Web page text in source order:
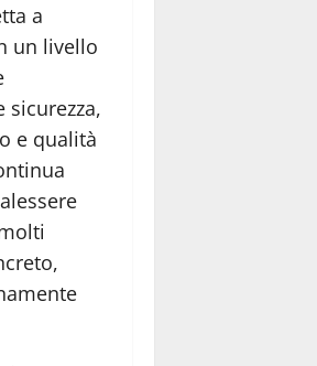
a
un livello
sicurezza,
e qualità